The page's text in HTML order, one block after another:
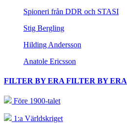
Spioneri från DDR och STASI
Stig Bergling
Hilding Andersson
Anatole Ericsson
FILTER BY ERA FILTER BY ERA
Före 1900-talet
1:a Världskriget